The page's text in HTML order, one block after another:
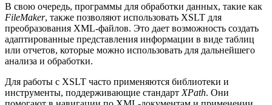
В свою очередь, программы для обработки данных, такие как
FileMaker, также позволяют использовать XSLT для
преобразования XML-файлов. Это дает возможность создать
адаптированные представления информации в виде таблиц
или отчетов, которые можно использовать для дальнейшего
анализа и обработки.
Для работы с XSLT часто применяются библиотеки и
инструменты, поддерживающие стандарт XPath. Они